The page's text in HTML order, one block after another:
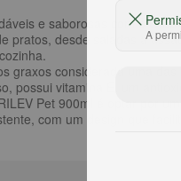
e saborosas com oÓleo
pratos, desde saladas a
graxos considerada uma
possui vitamina E, um
Pet 900ml é optar por
com um design que
A